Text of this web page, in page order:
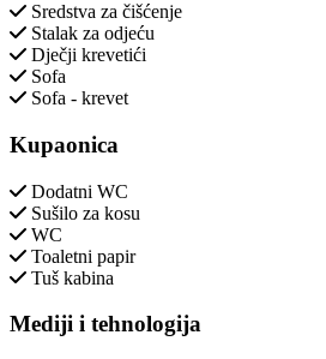
Sredstva za čišćenje
Stalak za odjeću
Dječji krevetići
Sofa
Sofa - krevet
Kupaonica
Dodatni WC
Sušilo za kosu
WC
Toaletni papir
Tuš kabina
Mediji i tehnologija